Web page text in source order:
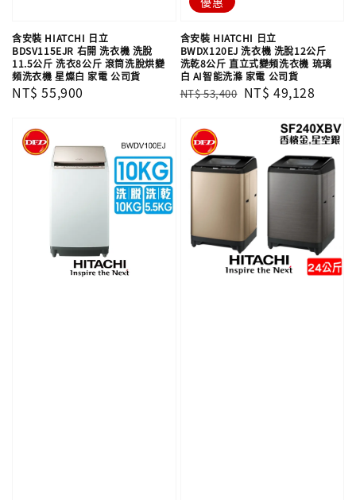
含安裝 HIATCHI 日立
BDSV115EJR 右開 洗衣機 洗脫
11.5公斤 洗衣8公斤 滾筒洗脫烘變
頻洗衣機 星燦白 家電 公司貨
Regular
NT$ 55,900
含安裝 HIATCHI 日立
BWDX120EJ 洗衣機 洗脫12公斤
洗乾8公斤 直立式變頻洗衣機 琉璃
白 AI智能洗滌 家電 公司貨
Regular
NT$ 53,400 Sale
NT$ 49,128